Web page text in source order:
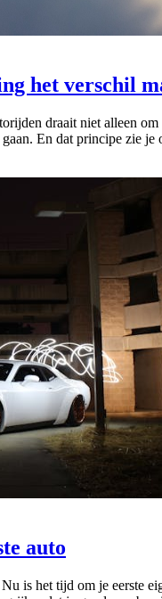
het verschil
draait niet alleen
En dat principe zie
auto
is het tijd om je eerste